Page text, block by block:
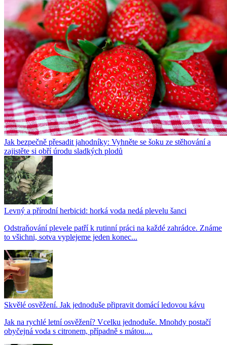
Jak bezpečně přesadit jahodníky: Vyhněte se šoku ze stěhování a
zajistěte si obří úrodu sladkých plodů
Levný a přírodní herbicid: horká voda nedá plevelu šanci
Odstraňování plevele patří k rutinní práci na každé zahrádce. Známe
to všichni, sotva vyplejeme jeden konec...
Skvělé osvěžení. Jak jednoduše připravit domácí ledovou kávu
Jak na rychlé letní osvěžení? Vcelku jednoduše. Mnohdy postačí
obyčejná voda s citronem, případně s mátou....